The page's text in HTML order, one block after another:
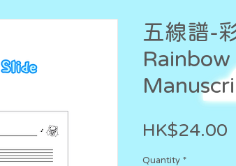
五線譜-
Rainbow
HK$24.00
Quantity *